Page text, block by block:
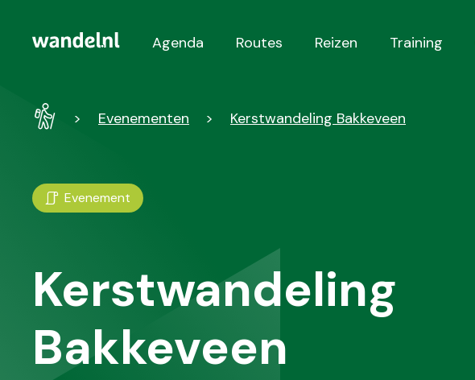
Hoofdnavigatie
Agenda Routes Reizen Training
WandelEvenementen Kerstwandeling Bakkeveen
Evenement
Kerstwandeling
Bakkeveen